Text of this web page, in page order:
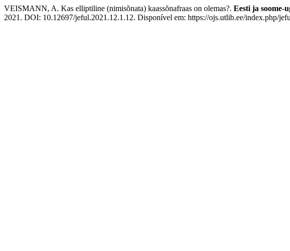
VEISMANN, A. Kas elliptiline (nimisõnata) kaassõnafraas on olemas?. Eesti ja soome-
2021. DOI: 10.12697/jeful.2021.12.1.12. Disponível em: https://ojs.utlib.ee/index.php/